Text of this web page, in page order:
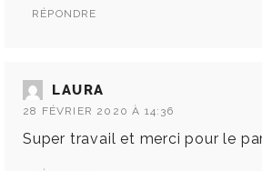
RÉPONDRE
LAURA
28 FÉVRIER 2020 À 14:36
Super travail et merci pour le